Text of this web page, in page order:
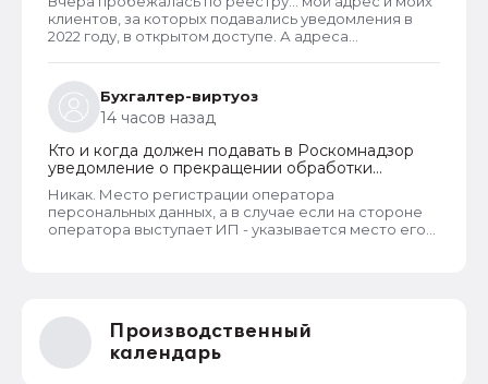
клиентов, за которых подавались уведомления в
2022 году, в открытом доступе. А адреса
проверила только знакомых ИП и заметила такую
закономерность. Или это просто совпадение
такое?
Бухгалтер-виртуоз
14 часов назад
Кто и когда должен подавать в Роскомнадзор
уведомление о прекращении обработки
персональных данных
Никак. Место регистрации оператора
персональных данных, а в случае если на стороне
оператора выступает ИП - указывается место его
сведениями. Делается это для того, чтобы у
субъектов ПД имелась возможность в случае
нарушения их прав обратиться непосредственно к
оператору для устранения нарушений.
Производственный
календарь